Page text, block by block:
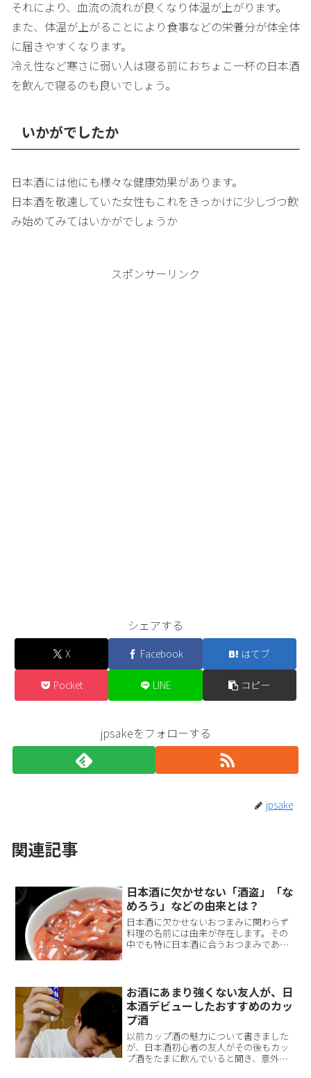
それにより、血流の流れが良くなり体温が上がります。
また、体温が上がることにより食事などの栄養分が体全体
に届きやすくなります。
冷え性など寒さに弱い人は寝る前におちょこ一杯の日本酒
を飲んで寝るのも良いでしょう。
いかがでしたか
日本酒には他にも様々な健康効果があります。
日本酒を敬遠していた女性もこれをきっかけに少しづつ飲
み始めてみてはいかがでしょうか
スポンサーリンク
シェアする
X Facebook はてブ
Pocket LINE コピー
jpsakeをフォローする
jpsake
関連記事
日本酒に欠かせない「酒盗」「な
めろう」などの由来とは？
日本酒に欠かせないおつまみに関わらず
料理の名前には由来が存在します。その
中でも特に日本酒に合うおつまみである
いと思います。アジと味噌...
お酒にあまり強くない友人が、日
本酒デビューしたおすすめのカッ
プ酒
以前カップ酒の魅力について書きました
が、日本酒初心者の友人がその後もカッ
プ酒をたまに飲んでいると聞き、意外と